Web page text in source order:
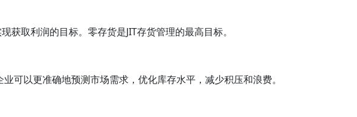
取利润的目标。零存货是JIT存货管理的最高目标。
可以更准确地预测市场需求，优化库存水平，减少积压和浪费。